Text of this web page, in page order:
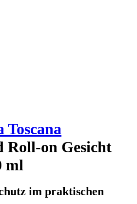
Toscana
Roll-on Gesicht
ml
im praktischen